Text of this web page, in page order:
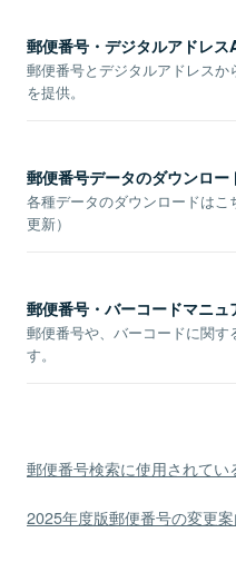
郵便番号・デジタルアドレス
郵便番号とデジタルアドレス
を提供。
郵便番号データのダウンロー
各種データのダウンロードはこ
更新）
郵便番号・バーコードマニュ
郵便番号や、バーコードに関す
す。
郵便番号検索に使用されてい
2025年度版郵便番号の変更